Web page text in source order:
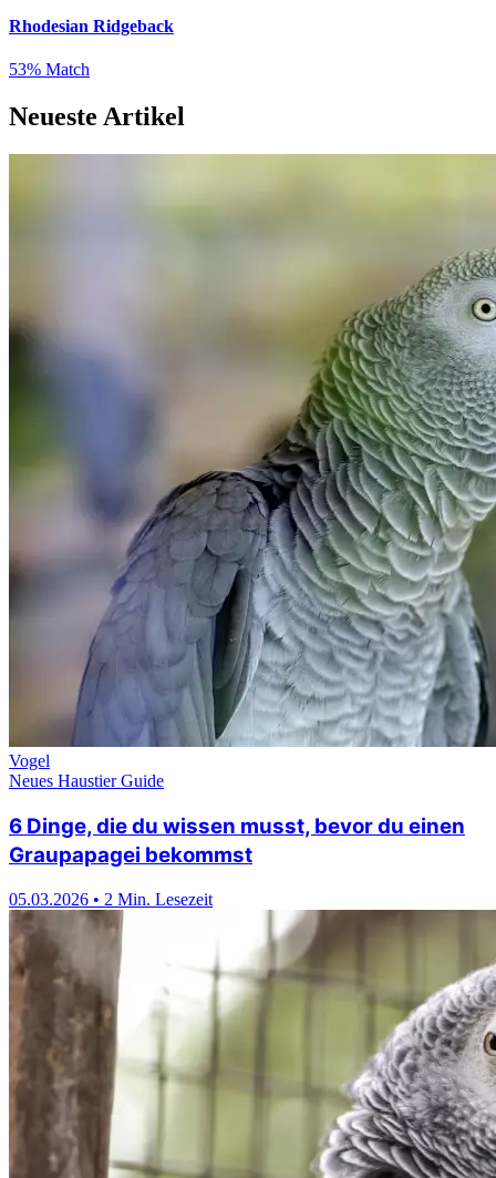
Rhodesian Ridgeback
53% Match
Neueste Artikel
Vogel
Neues Haustier Guide
6 Dinge, die du wissen musst, bevor du einen
Graupapagei bekommst
05.03.2026 • 2 Min. Lesezeit